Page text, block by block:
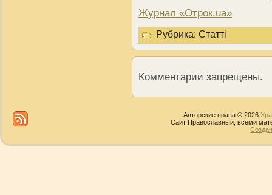
Журнал «Отрок.ua»
Рубрика: Статті
Комментарии запрещены.
Авторские права © 2026
Сайт Православный, всеми